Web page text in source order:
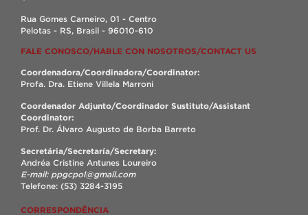
Rua Gomes Carneiro, 01 - Centro
Pelotas - RS, Brasil - 96010-610
FALE CONOSCO/HABLE CON NOSOTROS/CONTACT US
Coordenadora/Coordinadora/Coordinator:
Profa. Dra. Etiene Villela Marroni
Coordenador Adjunto/Coordinador Sustituto/Assistant
Coordinator:
Prof. Dr. Álvaro Augusto de Borba Barreto
Secretária/Secretaría/Secretary:
Andréa Cristine Antunes Loureiro
E-mail: ppgcpol@gmail.com
Telefone: (53) 3284-3195
CORRESPONDÊNCIA